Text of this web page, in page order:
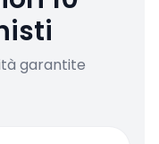
garantite